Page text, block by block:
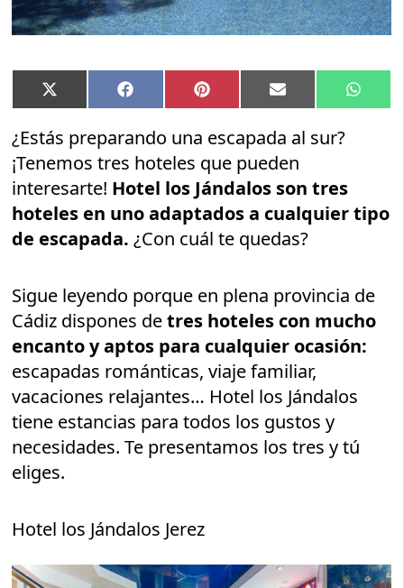
Compartir
en
X
(Twitter)
Compartir
en
Facebook Compartir
en
Pinterest Compartir
en
Email
en
¿Estás preparando una escapada al sur?
¡Tenemos tres hoteles que pueden
interesarte! Hotel los Jándalos son tres
hoteles en uno adaptados a cualquier tipo
de escapada. ¿Con cuál te quedas?
Sigue leyendo porque en plena provincia de
Cádiz dispones detres hoteles con mucho
encanto y aptos para cualquier ocasión:
escapadas románticas, viaje familiar,
vacaciones relajantes… Hotel los Jándalos
tiene estancias para todos los gustos y
necesidades. Te presentamos los tres y tú
eliges.
Hotel los Jándalos Jerez